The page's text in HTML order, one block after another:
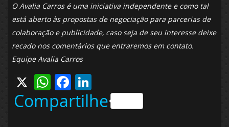
O Avalia Carros é uma iniciativa independente e como tal
está aberto às propostas de negociação para parcerias de
colaboração e publicidade, caso seja de seu interesse deixe
recado nos comentários que entraremos em contato.
Equipe Avalia Carros
X WhatsApp
Facebook
Compartilhe